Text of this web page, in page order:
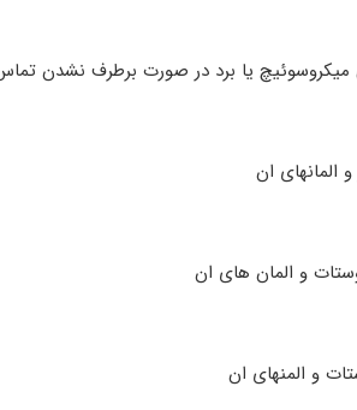
یا برد در صورت برطرف نشدن
المانهای ان
و المان های ان
و المنهای ان